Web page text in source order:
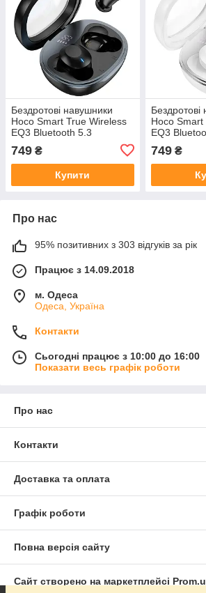
Бездротові навушники
Hoco Smart True Wireless
EQ3 Bluetooth 5.3
749 ₴
Купити
Бездротові
Hoco
EQ3
749₴
Про нас
95% позитивних з 303 відгуків за рік
Працює з 14.09.2018
м. Одеса
Одеса, Україна
Контакти
Сьогодні працює з 10:00 до 16:00
Показати весь графік роботи
Про нас
Контакти
Доставка та оплата
Графік роботи
Повна версія сайту
Сайт створено на маркетплейсі